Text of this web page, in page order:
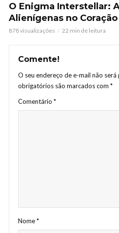
O Enigma Interstellar:
Alienígenas no Coração
878 visualizações 22 min de leitura
Comente!
O seu endereço de e-mail não será
obrigatórios são marcados com *
Comentário *
Nome*